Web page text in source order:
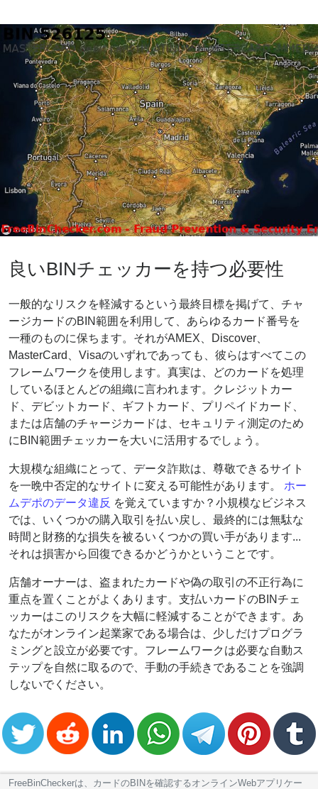
良いBINチェッカーを持つ必要性
一般的なリスクを軽減するという最終目標を掲げて、チャ
ージカードのBIN範囲を利用して、あらゆるカード番号を
一種のものに保ちます。それがAMEX、Discover、
MasterCard、Visaのいずれであっても、彼らはすべてこの
フレームワークを使用します。真実は、どのカードを処理
しているほとんどの組織に言われます。クレジットカー
ド、デビットカード、ギフトカード、プリペイドカード、
または店舗のチャージカードは、セキュリティ測定のため
にBIN範囲チェッカーを大いに活用するでしょう。
大規模な組織にとって、データ詐欺は、尊敬できるサイト
を一晩中否定的なサイトに変える可能性があります。 ホー
ムデポのデータ違反 を覚えていますか？小規模なビジネス
では、いくつかの購入取引を払い戻し、最終的には無駄な
時間と財務的な損失を被るいくつかの買い手があります...
それは損害から回復できるかどうかということです。
店舗オーナーは、盗まれたカードや偽の取引の不正行為に
重点を置くことがよくあります。支払いカードのBINチェ
ッカーはこのリスクを大幅に軽減することができます。あ
なたがオンライン起業家である場合は、少しだけプログラ
ミングと設立が必要です。フレームワークは必要な自動ス
テップを自然に取るので、手動の手続きであることを強調
しないでください。
FreeBinCheckerは、カードのBINを確認するオンラインWebアプリケー